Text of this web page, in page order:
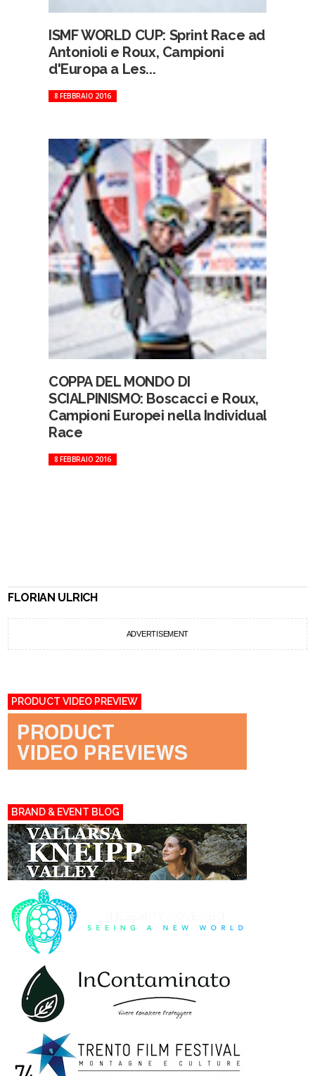
ISMF WORLD CUP: Sprint Race ad
Antonioli e Roux, Campioni
d'Europa a Les...
8 FEBBRAIO 2016
COPPA DEL MONDO DI
SCIALPINISMO: Boscacci e Roux,
Campioni Europei nella Individual
Race
8 FEBBRAIO 2016
FLORIAN ULRICH
ADVERTISEMENT
PRODUCT VIDEO PREVIEW
BRAND & EVENT BLOG